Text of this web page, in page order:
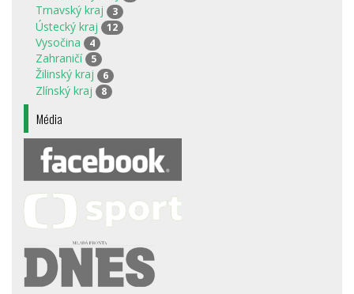
Trnavský kraj 3
Ústecký kraj 12
Vysočina 4
Zahraničí 5
Žilinský kraj 6
Zlínský kraj 8
Média